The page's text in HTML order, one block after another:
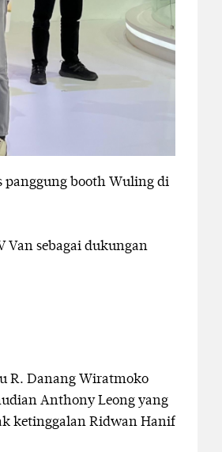
panggung booth Wuling di
Van sebagai dukungan
R. Danang Wiratmoko
Anthony Leong yang
ketinggalan Ridwan Hanif